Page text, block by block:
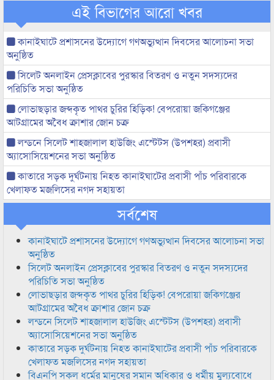
এই বিভাগের আরো খবর
কানাইঘাটে প্রশাসনের উদ্যোগে গণঅভ্যুত্থান দিবসের আলোচনা সভা
অনুষ্ঠিত
সিলেট অনলাইন প্রেসক্লাবের পুরস্কার বিতরণ ও নতুন সদস্যদের
পরিচিতি সভা অনুষ্ঠিত
লোভাছড়ার জব্দকৃত পাথর চুরির হিড়িক! বেপরোয়া জকিগঞ্জের
আটগ্রামের অবৈধ ক্রাশার জোন চক্র
লন্ডনে সিলেট শাহজালাল হাউজিং এস্টেটস (উপশহর) প্রবাসী
অ্যাসোসিয়েশনের সভা অনুষ্ঠিত
কাতারে সড়ক দুর্ঘটনায় নিহত কানাইঘাটের প্রবাসী পাঁচ পরিবারকে
খেলাফত মজলিসের নগদ সহায়তা
সর্বশেষ
কানাইঘাটে প্রশাসনের উদ্যোগে গণঅভ্যুত্থান দিবসের আলোচনা সভা
অনুষ্ঠিত
সিলেট অনলাইন প্রেসক্লাবের পুরস্কার বিতরণ ও নতুন সদস্যদের
পরিচিতি সভা অনুষ্ঠিত
লোভাছড়ার জব্দকৃত পাথর চুরির হিড়িক! বেপরোয়া জকিগঞ্জের
আটগ্রামের অবৈধ ক্রাশার জোন চক্র
লন্ডনে সিলেট শাহজালাল হাউজিং এস্টেটস (উপশহর) প্রবাসী
অ্যাসোসিয়েশনের সভা অনুষ্ঠিত
কাতারে সড়ক দুর্ঘটনায় নিহত কানাইঘাটের প্রবাসী পাঁচ পরিবারকে
খেলাফত মজলিসের নগদ সহায়তা
বিএনপি সকল ধর্মের মানুষের সমান অধিকার ও ধর্মীয় মুল্যবোধে